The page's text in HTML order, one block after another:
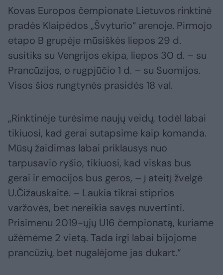
Kovas Europos čempionate Lietuvos rinktinė
pradės Klaipėdos „Švyturio“ arenoje. Pirmojo
etapo B grupėje mūsiškės liepos 29 d.
susitiks su Vengrijos ekipa, liepos 30 d. – su
Prancūzijos, o rugpjūčio 1 d. – su Suomijos.
Visos šios rungtynės prasidės 18 val.
„Rinktinėje turėsime naujų veidų, todėl labai
tikiuosi, kad gerai sutapsime kaip komanda.
Mūsų žaidimas labai priklausys nuo
tarpusavio ryšio, tikiuosi, kad viskas bus
gerai ir emocijos bus geros, – į ateitį žvelgė
U.Čižauskaitė. – Laukia tikrai stiprios
varžovės, bet nereikia savęs nuvertinti.
Prisimenu 2019-ųjų U16 čempionatą, kuriame
užėmėme 2 vietą. Tada irgi labai bijojome
prancūzių, bet nugalėjome jas dukart.“